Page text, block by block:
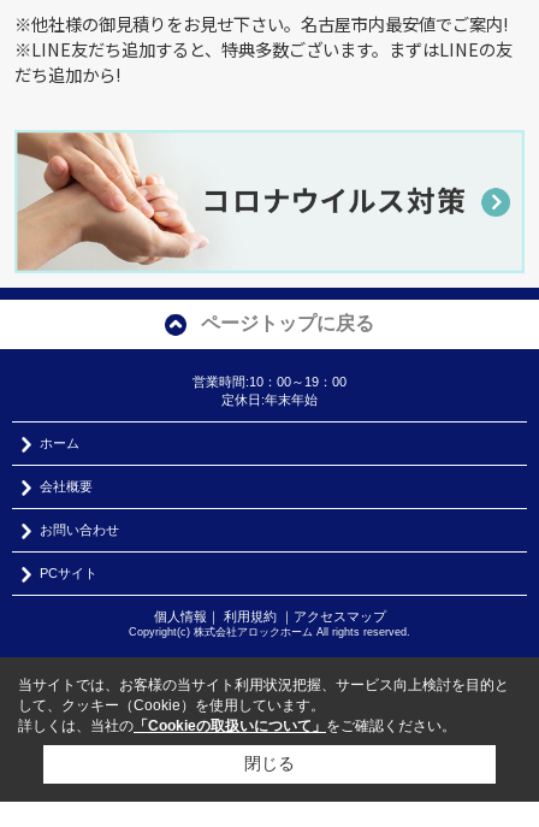
※他社様の御見積りをお見せ下さい。名古屋市内最安値でご案内!
※LINE友だち追加すると、特典多数ございます。まずはLINEの友
だち追加から!
ページトップに戻る
営業時間:10：00～19：00
定休日:年末年始
ホーム
会社概要
お問い合わせ
PCサイト
個人情報 利用規約｜ アクセスマップ
Copyright(c) 株式会社アロックホーム All rights reserved.
当サイトでは、お客様の当サイト利用状況把握、サービス向上検討を目的と
して、クッキー（Cookie）を使用しています。
詳しくは、当社の 「Cookieの取扱いについて」 をご確認ください。
閉じる